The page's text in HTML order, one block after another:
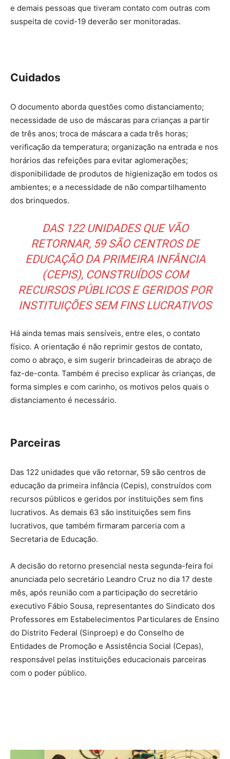
e demais pessoas que tiveram contato com outras com
suspeita de covid-19 deverão ser monitoradas.
Cuidados
O documento aborda questões como distanciamento;
necessidade de uso de máscaras para crianças a partir
de três anos; troca de máscara a cada três horas;
verificação da temperatura; organização na entrada e nos
horários das refeições para evitar aglomerações;
disponibilidade de produtos de higienização em todos os
ambientes; e a necessidade de não compartilhamento
dos brinquedos.
DAS 122 UNIDADES QUE VÃO
RETORNAR, 59 SÃO CENTROS DE
EDUCAÇÃO DA PRIMEIRA INFÂNCIA
(CEPIS), CONSTRUÍDOS COM
RECURSOS PÚBLICOS E GERIDOS POR
INSTITUIÇÕES SEM FINS LUCRATIVOS
Há ainda temas mais sensíveis, entre eles, o contato
físico. A orientação é não reprimir gestos de contato,
como o abraço, e sim sugerir brincadeiras de abraço de
faz-de-conta. Também é preciso explicar às crianças, de
forma simples e com carinho, os motivos pelos quais o
distanciamento é necessário.
Parceiras
Das 122 unidades que vão retornar, 59 são centros de
educação da primeira infância (Cepis), construídos com
recursos públicos e geridos por instituições sem fins
lucrativos. As demais 63 são instituições sem fins
lucrativos, que também firmaram parceria com a
Secretaria de Educação.
A decisão do retorno presencial nesta segunda-feira foi
anunciada pelo secretário Leandro Cruz no dia 17 deste
mês, após reunião com a participação do secretário
executivo Fábio Sousa, representantes do Sindicato dos
Professores em Estabelecimentos Particulares de Ensino
do Distrito Federal (Sinproep) e do Conselho de
Entidades de Promoção e Assistência Social (Cepas),
responsável pelas instituições educacionais parceiras
com o poder público.